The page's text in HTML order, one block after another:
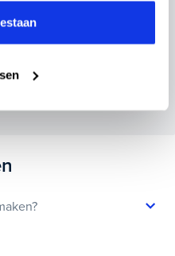
ontvang je op
binnen enkele uren